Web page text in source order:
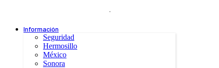
.
Información
Seguridad
Hermosillo
México
Sonora